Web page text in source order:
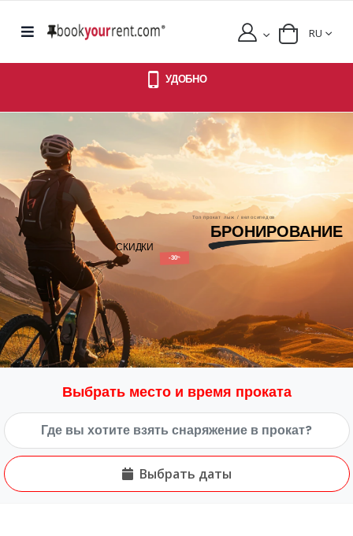
RU
УДОБНО
Топ прокат лыж / велосипедов
БРОНИРОВАНИЕ
СКИДКИ
-30%
Выбрать место и время проката
Выбрать даты